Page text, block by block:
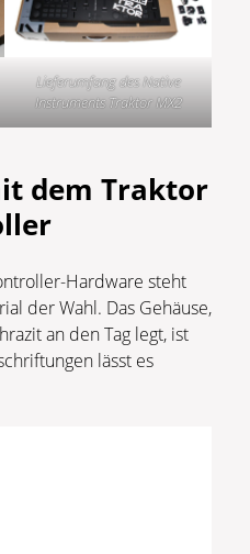
Lieferumfang des Native
Instruments Traktor MX2
dem Traktor
Hardware steht
der Wahl. Das Gehäuse,
an den Tag legt, ist
lässt es